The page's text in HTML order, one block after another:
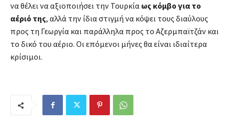
να θέλει να αξιοποιήσει την Τουρκία ως κόμβο για το
αέριό της, αλλά την ίδια στιγμή να κόψει τους διαύλους
προς τη Γεωργία και παράλληλα προς το Αζερμπαϊτζάν και
το δικό του αέριο. Οι επόμενοι μήνες θα είναι ιδιαίτερα
κρίσιμοι.